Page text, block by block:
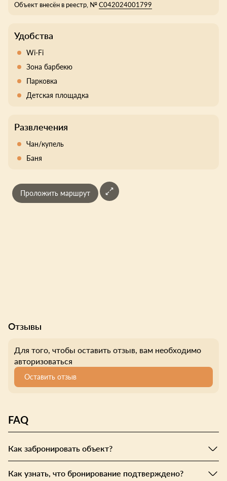
Объект внесён в реестр, №С042024001799
Удобства
Wi-Fi
Зона барбекю
Парковка
Детская площадка
Развлечения
Чан/купель
Баня
Проложить маршрут
Отзывы
Для того, чтобы оставить отзыв, вам необходимо
авторизоваться
Оставить отзыв
FAQ
Как забронировать объект?
Как узнать, что бронирование подтверждено?